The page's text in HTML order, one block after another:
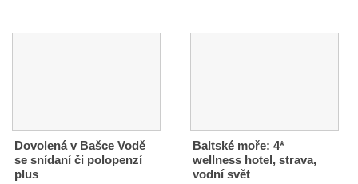
Dovolená v Bašce Vodě
se snídaní či polopenzí
plus
Baltské moře: 4*
wellness hotel, strava,
vodní svět